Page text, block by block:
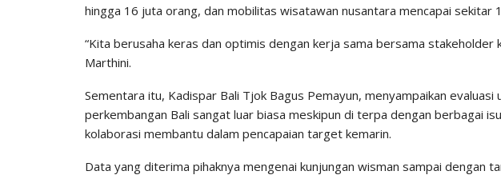
hingga 16 juta orang, dan mobilitas wisatawan nusantara mencapai sekitar
“Kita berusaha keras dan optimis dengan kerja sama bersama stakeholder
Marthini.
Sementara itu, Kadispar Bali Tjok Bagus Pemayun, menyampaikan evaluasi
perkembangan Bali sangat luar biasa meskipun di terpa dengan berbagai
kolaborasi membantu dalam pencapaian target kemarin.
Data yang diterima pihaknya mengenai kunjungan wisman sampai dengan